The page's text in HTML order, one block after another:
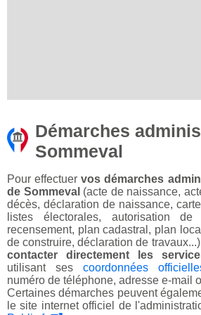
Démarches
Sommeval
Pour effectuervos démarches
de Sommeval (acte de naissance,
décès, déclaration de naissance,
listes électorales, autorisation
recensement, plan cadastral, plan
de construire, déclaration de
contacter directement les
utilisant ses coordonnées
numéro de téléphone, adresse e-mail
Certaines démarches peuvent
le site internet officiel de